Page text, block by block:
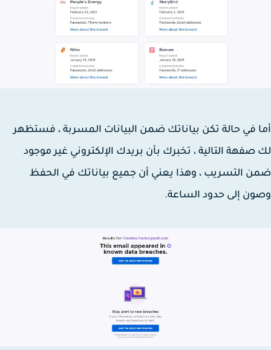
في حالة تكن بياناتك ضمن البيانات المسربة ، فستظهر
التالية ، تخبرك بأن بريدك الإلكتروني غير موجود
التسريب ، وهذا يعني أن جميع بياناتك في الحفظ
إلى حدود الساعة.